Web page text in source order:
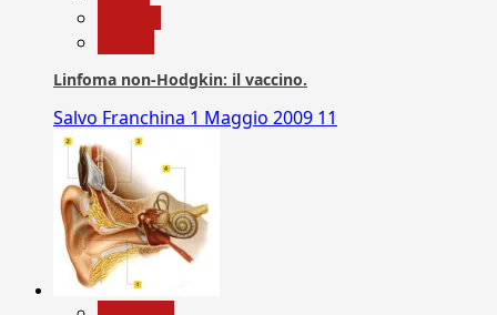
Linfoma non-Hodgkin: il vaccino.
Salvo Franchina 1 Maggio 2009 11